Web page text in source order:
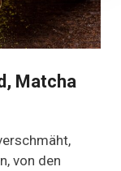
Matcha
Träume
von den